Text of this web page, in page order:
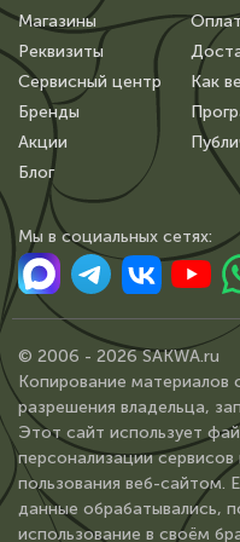
Магазины
Реквизиты
Сервисный центр
Бренды
Акции
Блог
Как
Мы в сoциальных сетях:
© 2006 - 2026 SAKWA.ru
Копирование материалов
разрешения владельца,
Этот сайт использует
персонализации
пользования веб-сайтом.
данные обрабатывались,
использование в своём